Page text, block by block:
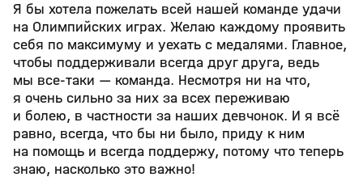
Я бы хотела пожелать всей нашей команде удачи
на Олимпийских играх. Желаю каждому проявить
себя по максимуму и уехать с медалями. Главное,
чтобы поддерживали всегда друг друга, ведь
мы все-таки — команда. Несмотря ни на что,
я очень сильно за них за всех переживаю
и болею, в частности за наших девчонок. И я всё
равно, всегда, что бы ни было, приду к ним
на помощь и всегда поддержу, потому что теперь
знаю, насколько это важно!